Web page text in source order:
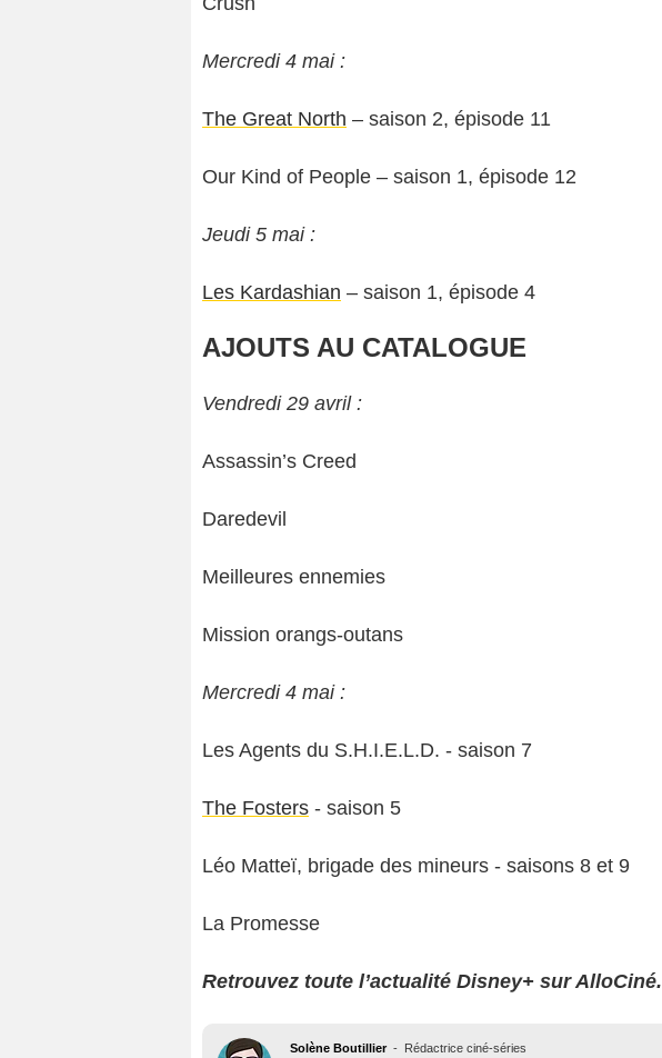
Mercredi 4 mai :
The Great North – saison 2, épisode 11
Our Kind of People – saison 1, épisode 12
Jeudi 5 mai :
Les Kardashian – saison 1, épisode 4
AJOUTS AU CATALOGUE
Vendredi 29 avril :
Assassin’s Creed
Daredevil
Meilleures ennemies
Mission orangs-outans
Mercredi 4 mai :
Les Agents du S.H.I.E.L.D. - saison 7
The Fosters - saison 5
Léo Matteï, brigade des mineurs - saisons 8 et 9
La Promesse
Retrouvez toute l’actualité Disney+ sur AlloCiné.
Solène Boutillier - Rédactrice ciné-séries